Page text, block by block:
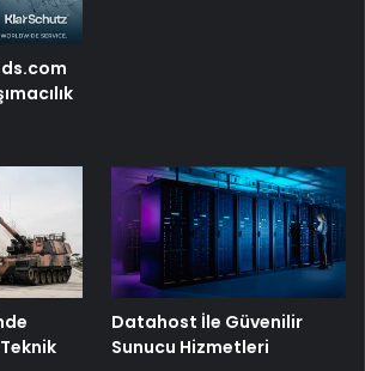
Datahost İle Güvenilir
Sunucu Hizmetleri